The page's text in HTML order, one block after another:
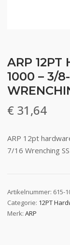
ARP 12PT
1000 – 3/
€ 31,64
ARP 12pt
7/16 Wrenching
Artikelnummer: 615-
Categorie: 12PT
Merk: ARP